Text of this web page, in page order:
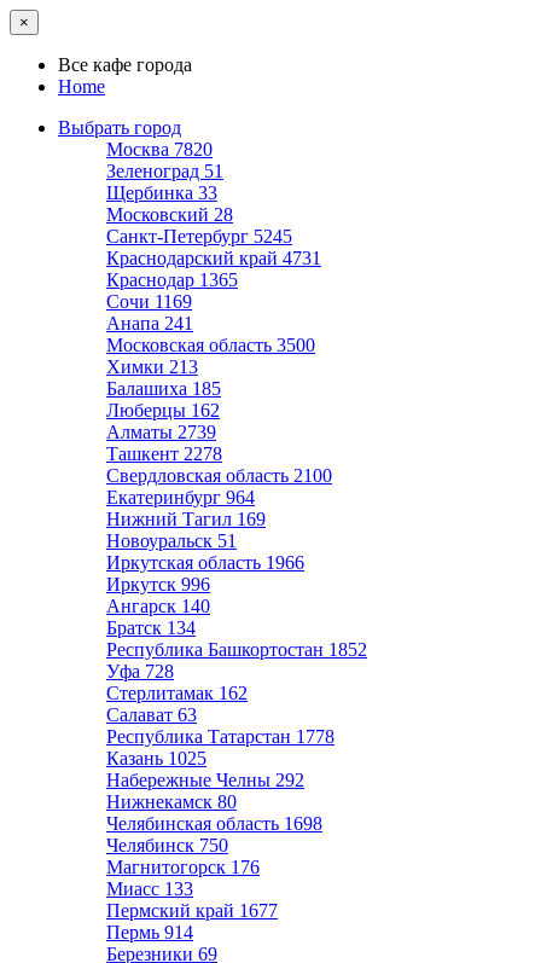
×
Все кафе города
Home
Выбрать город
Москва 7820
Зеленоград 51
Щербинка 33
Московский 28
Санкт-Петербург 5245
Краснодарский край 4731
Краснодар 1365
Сочи 1169
Анапа 241
Московская область 3500
Химки 213
Балашиха 185
Люберцы 162
Алматы 2739
Ташкент 2278
Свердловская область 2100
Екатеринбург 964
Нижний Тагил 169
Новоуральск 51
Иркутская область 1966
Иркутск 996
Ангарск 140
Братск 134
Республика Башкортостан 1852
Уфа 728
Стерлитамак 162
Салават 63
Республика Татарстан 1778
Казань 1025
Набережные Челны 292
Нижнекамск 80
Челябинская область 1698
Челябинск 750
Магнитогорск 176
Миасс 133
Пермский край 1677
Пермь 914
Березники 69